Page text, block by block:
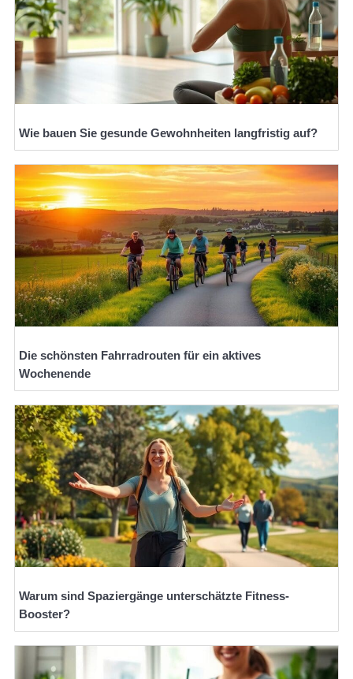
Wie bauen Sie gesunde Gewohnheiten langfristig auf?
Die schönsten Fahrradrouten für ein aktives
Wochenende
Warum sind Spaziergänge unterschätzte Fitness-
Booster?